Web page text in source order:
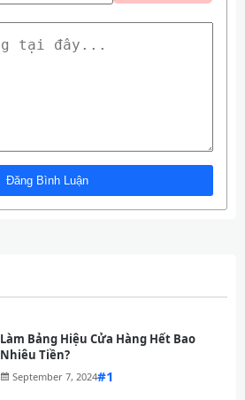
Làm Bảng Hiệu Cửa Hàng Hết Bao
Nhiêu Tiền?
September 7, 2024#